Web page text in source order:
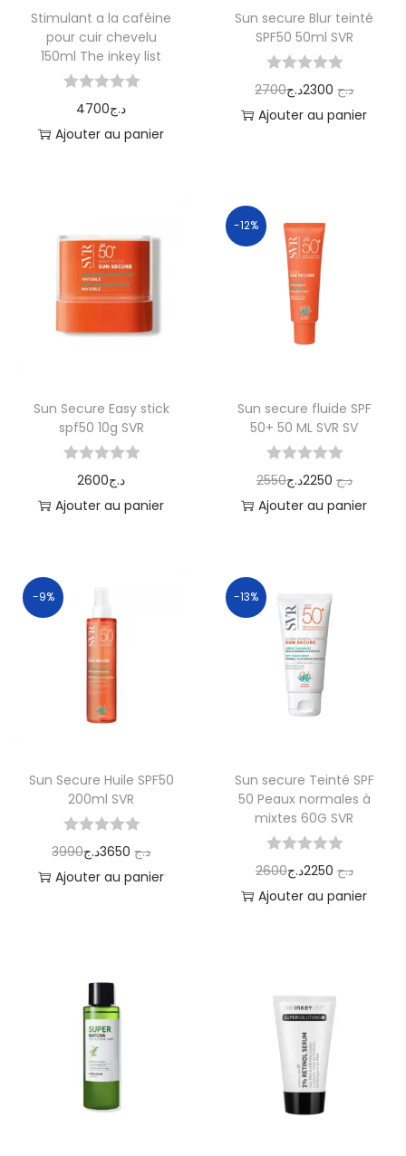
Stimulant a la caféine
pour cuir chevelu
150ml The inkey list
4700د.ج
Ajouter au panier
Sun secure Blur teinté
SPF50 50ml SVR
2700 د.ج 2300د.ج
Ajouter au panier
Sun Secure Easy stick
spf50 10g SVR
2600د.ج
Ajouter au panier
-12%
Sun secure fluide SPF
50+ 50 ML SVR SV
2550 د.ج 2250د.ج
Ajouter au panier
-9%
Sun Secure Huile SPF50
200ml SVR
3990 د.ج 3650د.ج
Ajouter au panier
-13%
Sun secure Teinté SPF
50 Peaux normales à
mixtes 60G SVR
2600 د.ج 2250د.ج
Ajouter au panier